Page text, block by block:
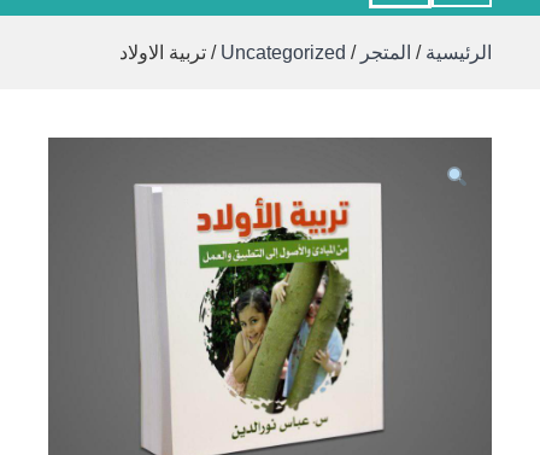
الرئيسية / المتجر /
Uncategorized / تربية الاولاد